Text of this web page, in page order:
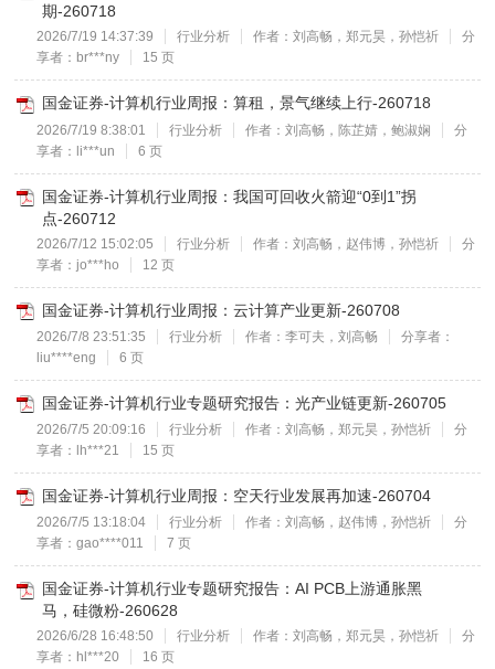
期-260718
2026/7/19 14:37:39 行业分析 作者：刘高畅，郑元昊，孙恺祈
分
享者：br***ny
15 页
国金证券-计算机行业周报：算租，景气继续上行-260718
2026/7/19 8:38:01 行业分析 作者：刘高畅，陈芷婧，鲍淑娴
分
享者：li***un
6 页
国金证券-计算机行业周报：我国可回收火箭迎“0到1”拐
点-260712
2026/7/12 15:02:05 行业分析 作者：刘高畅，赵伟博，孙恺祈
分
享者：jo***ho
12 页
国金证券-计算机行业周报：云计算产业更新-260708
2026/7/8 23:51:35 行业分析 作者：李可夫，刘高畅
分享者：
liu****eng
6 页
国金证券-计算机行业专题研究报告：光产业链更新-260705
2026/7/5 20:09:16 行业分析 作者：刘高畅，郑元昊，孙恺祈
分
享者：lh***21
15 页
国金证券-计算机行业周报：空天行业发展再加速-260704
2026/7/5 13:18:04 行业分析 作者：刘高畅，赵伟博，孙恺祈
分
享者：gao****011
7 页
国金证券-计算机行业专题研究报告：AI PCB上游通胀黑
马，硅微粉-260628
2026/6/28 16:48:50 行业分析 作者：刘高畅，郑元昊，孙恺祈
分
享者：hl***20
16 页